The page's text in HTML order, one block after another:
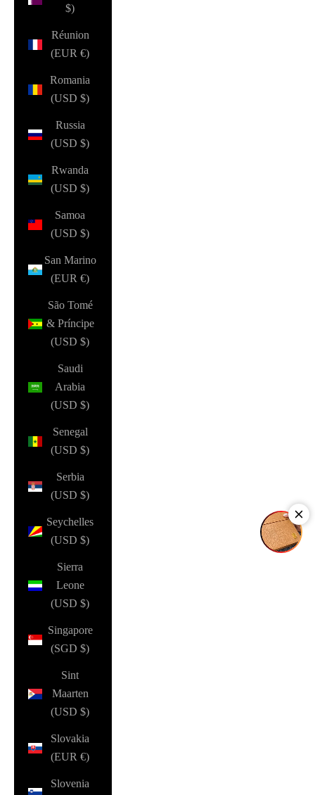
$)
Réunion
(EUR €)
Romania
(USD $)
Russia
(USD $)
Rwanda
(USD $)
Samoa
(USD $)
San Marino
(EUR €)
São Tomé
& Príncipe
(USD $)
Saudi
Arabia
(USD $)
Senegal
(USD $)
Serbia
(USD $)
Seychelles
(USD $)
Sierra
Leone
(USD $)
Singapore
(SGD $)
Sint
Maarten
(USD $)
Slovakia
(EUR €)
Slovenia